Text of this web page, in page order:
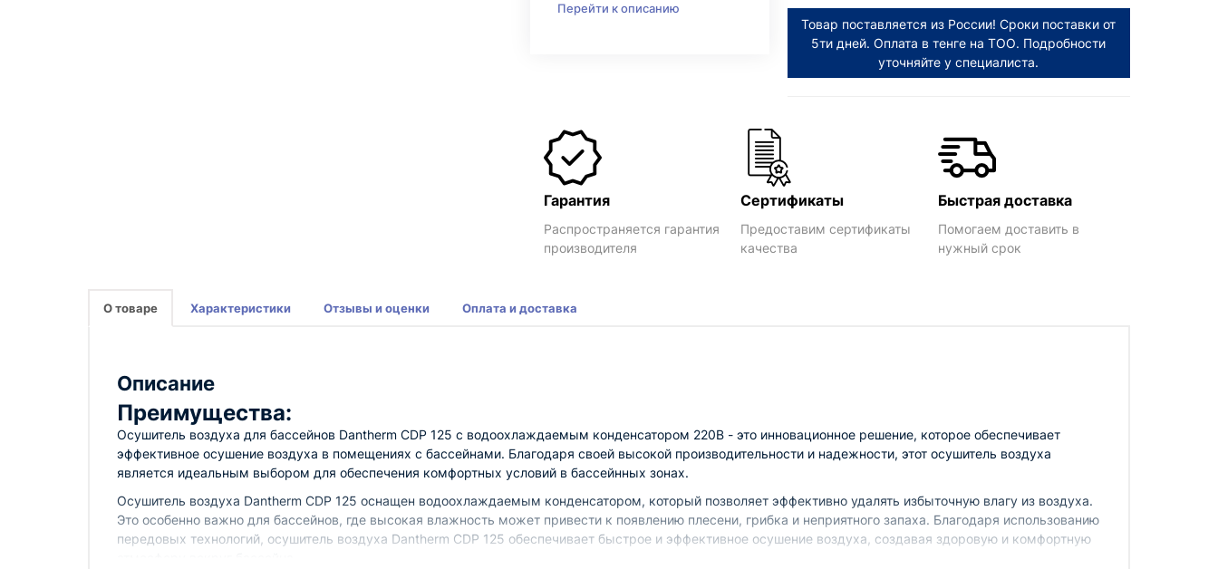
Перейти к описанию
Товар поставляется из России! Сроки поставки от
5ти дней. Оплата в тенге на ТОО. Подробности
уточняйте у специалиста.
Гарантия
Распространяется гарантия
производителя
Сертификаты
Предоставим сертификаты
качества
Быстрая доставка
Помогаем доставить в
нужный срок
О товаре Характеристики Отзывы и оценки Оплата и доставка
Описание
Преимущества:
Осушитель воздуха для бассейнов Dantherm CDP 125 с водоохлаждаемым конденсатором 220В - это инновационное решение, которое обеспечивает
эффективное осушение воздуха в помещениях с бассейнами. Благодаря своей высокой производительности и надежности, этот осушитель воздуха
является идеальным выбором для обеспечения комфортных условий в бассейнных зонах.
Осушитель воздуха Dantherm CDP 125 оснащен водоохлаждаемым конденсатором, который позволяет эффективно удалять избыточную влагу из воздуха.
Это особенно важно для бассейнов, где высокая влажность может привести к появлению плесени, грибка и неприятного запаха. Благодаря использованию
передовых технологий, осушитель воздуха Dantherm CDP 125 обеспечивает быстрое и эффективное осушение воздуха, создавая здоровую и комфортную